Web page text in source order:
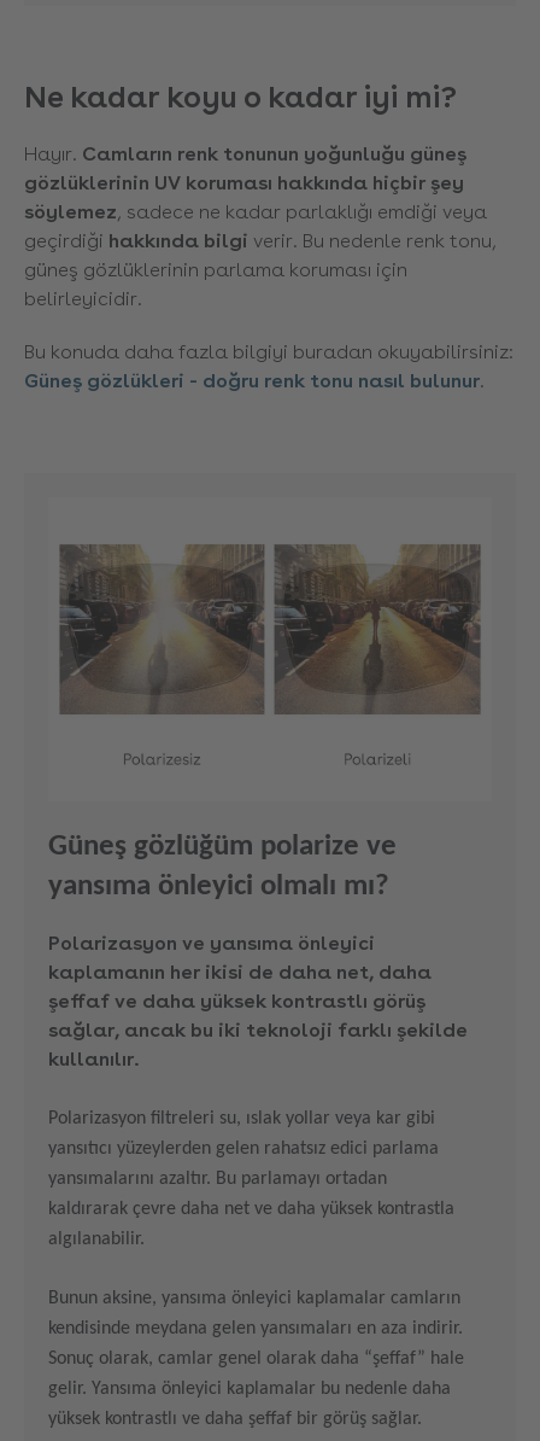
Ne kadar koyu o kadar iyi mi?
Hayır. Camların renk tonunun yoğunluğu güneş
gözlüklerinin UV koruması hakkında hiçbir şey
söylemez, sadece ne kadar parlaklığı emdiği veya
geçirdiği hakkında bilgi verir. Bu nedenle renk tonu,
güneş gözlüklerinin parlama koruması için
belirleyicidir.
Bu konuda daha fazla bilgiyi buradan okuyabilirsiniz:
Güneş gözlükleri - doğru renk tonu nasıl bulunur.
Güneş gözlüğüm polarize ve
yansıma önleyici olmalı mı?
Polarizasyon ve yansıma önleyici
kaplamanın her ikisi de daha net, daha
şeffaf ve daha yüksek kontrastlı görüş
sağlar, ancak bu iki teknoloji farklı şekilde
kullanılır.
Polarizasyon filtreleri su, ıslak yollar veya kar gibi
yansıtıcı yüzeylerden gelen rahatsız edici parlama
yansımalarını azaltır. Bu parlamayı ortadan
kaldırarak çevre daha net ve daha yüksek kontrastla
algılanabilir.
Bunun aksine, yansıma önleyici kaplamalar camların
kendisinde meydana gelen yansımaları en aza indirir.
Sonuç olarak, camlar genel olarak daha “şeffaf” hale
gelir. Yansıma önleyici kaplamalar bu nedenle daha
yüksek kontrastlı ve daha şeffaf bir görüş sağlar.